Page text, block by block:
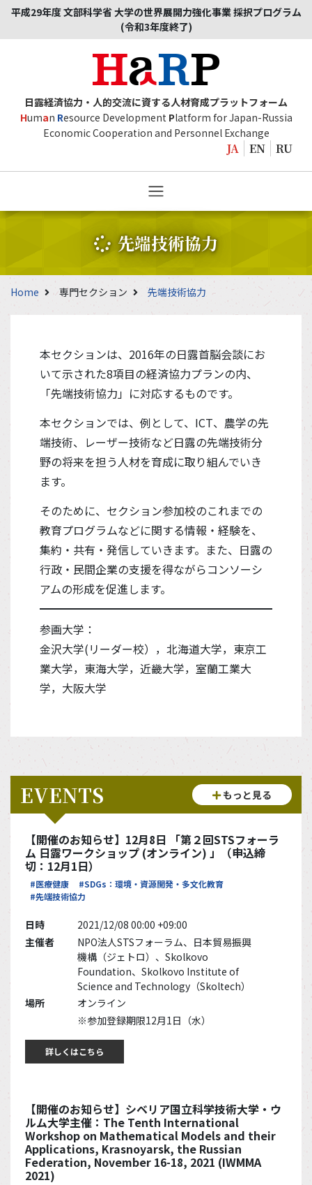
平成29年度 文部科学省 大学の世界展開力強化事業 採択プログラム
(令和3年度終了)
日露経済協力・人的交流に資する人材育成プラットフォーム
Human Resource Development Platform for Japan-Russia
Economic Cooperation and Personnel Exchange
JA EN RU
先端技術協力
Home 専門セクション 先端技術協力
本セクションは、2016年の日露首脳会談にお
いて示された8項目の経済協力プランの内、
「先端技術協力」に対応するものです。
本セクションでは、例として、ICT、農学の先
端技術、レーザー技術など日露の先端技術分
野の将来を担う人材を育成に取り組んでいき
ます。
そのために、セクション参加校のこれまでの
教育プログラムなどに関する情報・経験を、
集約・共有・発信していきます。また、日露の
行政・民間企業の支援を得ながらコンソーシ
アムの形成を促進します。
参画大学：
金沢大学(リーダー校），北海道大学，東京工
業大学，東海大学，近畿大学，室蘭工業大
学，大阪大学
EVENTS もっと見る
【開催のお知らせ】12月8日 「第２回STSフォーラ
ム 日露ワークショップ (オンライン) 」（申込締
切：12月1日）
#医療健康
#SDGs：環境・資源開発・多文化教育
#先端技術協力
日時
2021/12/08 00:00 +09:00
主催者
NPO法人STSフォーラム、日本貿易振興
機構（ジェトロ）、Skolkovo
Foundation、Skolkovo Institute of
Science and Technology（Skoltech）
場所
オンライン
※参加登録期限12月1日（水）
詳しくはこちら
【開催のお知らせ】シベリア国立科学技術大学・ウ
ルム大学主催：The Tenth International
Workshop on Mathematical Models and their
Applications, Krasnoyarsk, the Russian
Federation, November 16-18, 2021 (IWMMA
2021)